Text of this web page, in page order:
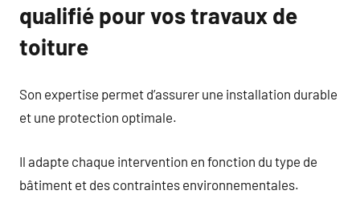
qualifié pour vos travaux de
toiture
Son expertise permet d’assurer une installation durable
et une protection optimale.
Il adapte chaque intervention en fonction du type de
bâtiment et des contraintes environnementales.